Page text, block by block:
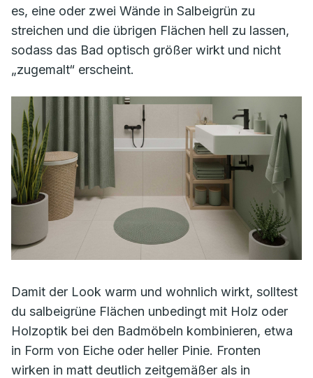
es, eine oder zwei Wände in Salbeigrün zu
streichen und die übrigen Flächen hell zu lassen,
sodass das Bad optisch größer wirkt und nicht
„zugemalt“ erscheint.
Damit der Look warm und wohnlich wirkt, solltest
du salbeigrüne Flächen unbedingt mit Holz oder
Holzoptik bei den Badmöbeln kombinieren, etwa
in Form von Eiche oder heller Pinie. Fronten
wirken in matt deutlich zeitgemäßer als in